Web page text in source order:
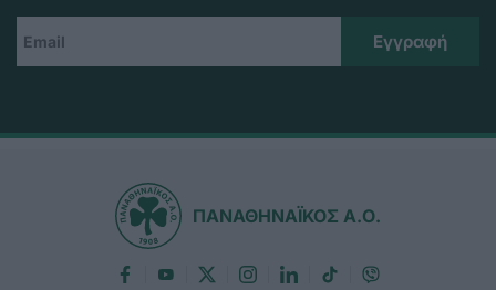
ΠΑΝΑΘΗΝΑΪΚΟΣ Α.Ο.